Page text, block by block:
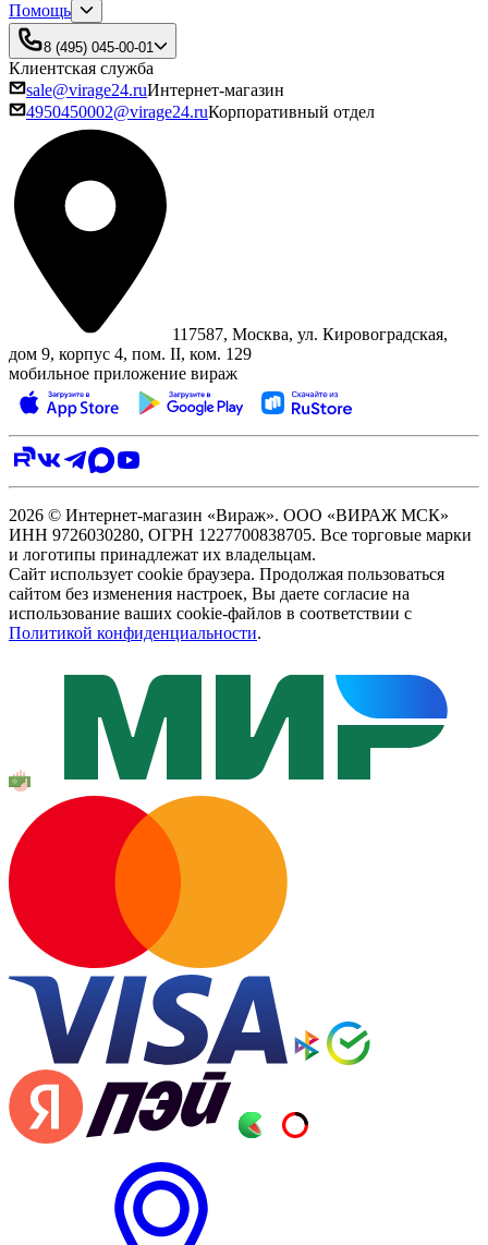
Помощь
8 (495) 045-00-01
Клиентская служба
sale@virage24.ruИнтернет-магазин
4950450002@virage24.ruКорпоративный отдел
117587, Москва, ул. Кировоградская,
дом 9, корпус 4, пом. II, ком. 129
мобильное приложение вираж
2026 © Интернет-магазин «Вираж». ООО «ВИРАЖ МСК»
ИНН 9726030280, ОГРН 1227700838705. Все торговые марки
и логотипы принадлежат их владельцам.
Сайт использует cookie браузера. Продолжая пользоваться
сайтом без изменения настроек, Вы даете согласие на
использование ваших cookie-файлов в соответствии с
Политикой конфиденциальности.